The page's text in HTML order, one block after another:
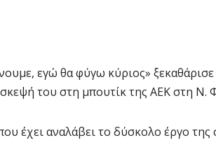
εγώ θα φύγω κύριος»
του στη μπουτίκ της ΑΕΚ στη Ν.
έχει αναλάβει το δύσκολο έργο της